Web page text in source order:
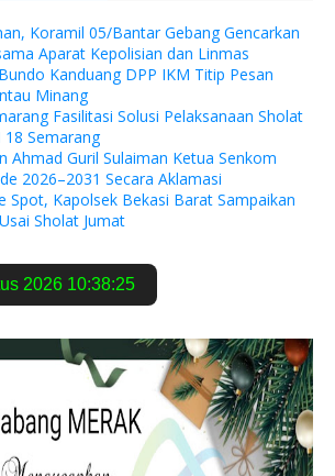
Koramil 05/Bantar Gebang Gencarkan
Aparat Kepolisian dan Linmas
Kanduang DPP IKM Titip Pesan
Minang
Fasilitasi Solusi Pelaksanaan Sholat
18 Semarang
Ahmad Guril Sulaiman Ketua Senkom
2026–2031 Secara Aklamasi
Spot, Kapolsek Bekasi Barat Sampaikan
Sholat Jumat
2026 10:38:26